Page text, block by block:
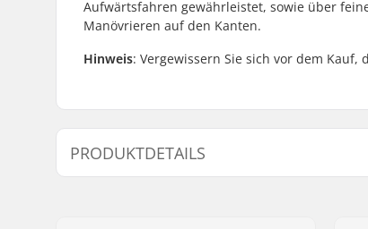
Aufwärtsfahren gewährleistet, sowie über
Manövrieren auf den Kanten.
Hinweis: Vergewissern Sie sich vor dem
PRODUKTDETAILS